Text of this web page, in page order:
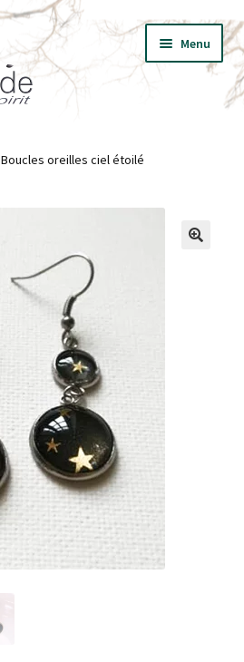
Menu
Boucles oreilles ciel étoilé